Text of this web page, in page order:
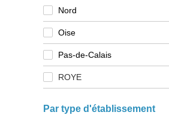
Nord
Oise
Pas-de-Calais
ROYE
Par type d'établissement